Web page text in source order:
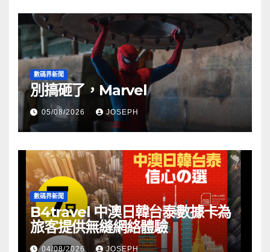
數碼界新聞
別搞砸了，Marvel
05/08/2026 JOSEPH
數碼界新聞
B4travel 中澳日韓台泰數據卡為
旅客提供無縫網絡體驗
04/08/2026 JOSEPH